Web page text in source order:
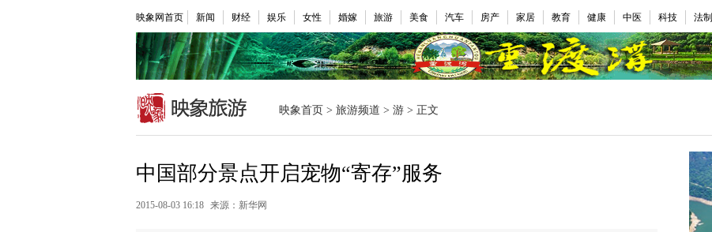
映象网首页 新闻 财经 娱乐 女性 婚嫁 旅游 美食 汽车 房产 家居 教育 健康 中医 科技 法制
映象首页 > 旅游频道 > 游 > 正文
中国部分景点开启宠物“寄存”服务
2015-08-03 16:18 来源：新华网